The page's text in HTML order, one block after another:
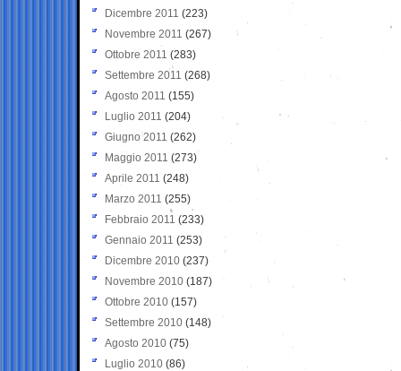
Dicembre 2011 (223)
Novembre 2011 (267)
Ottobre 2011 (283)
Settembre 2011 (268)
Agosto 2011 (155)
Luglio 2011 (204)
Giugno 2011 (262)
Maggio 2011 (273)
Aprile 2011 (248)
Marzo 2011 (255)
Febbraio 2011 (233)
Gennaio 2011 (253)
Dicembre 2010 (237)
Novembre 2010 (187)
Ottobre 2010 (157)
Settembre 2010 (148)
Agosto 2010 (75)
Luglio 2010 (86)